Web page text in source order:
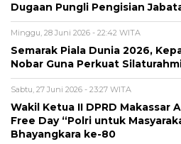
Dugaan Pungli Pengisian
Minggu, 28 Juni 2026 - 22:42 WITA
Semarak Piala Dunia 2026,
Nobar Guna Perkuat
Sabtu, 27 Juni 2026 - 23:27 WITA
Wakil Ketua II DPRD Makassar
Free Day “Polri untuk
Bhayangkara ke-80